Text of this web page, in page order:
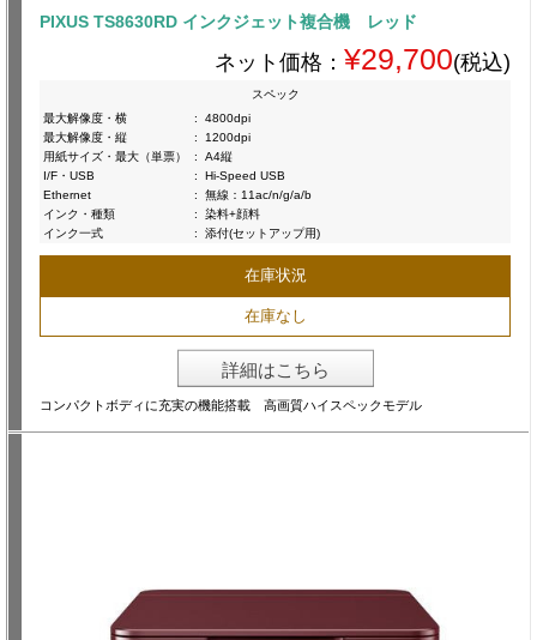
PIXUS TS8630RD インクジェット複合機 レッド
ネット価格： ¥29,700(税込)
スペック
最大解像度・横
:
4800dpi
最大解像度・縦
:
1200dpi
用紙サイズ・最大（単票）
:
A4縦
I/F・USB
:
Hi-Speed USB
Ethernet
:
無線：11ac/n/g/a/b
インク・種類
:
染料+顔料
インク一式
: 添付(セットアップ用)
在庫状況
在庫なし
詳細はこちら
コンパクトボディに充実の機能搭載 高画質ハイスペックモデル